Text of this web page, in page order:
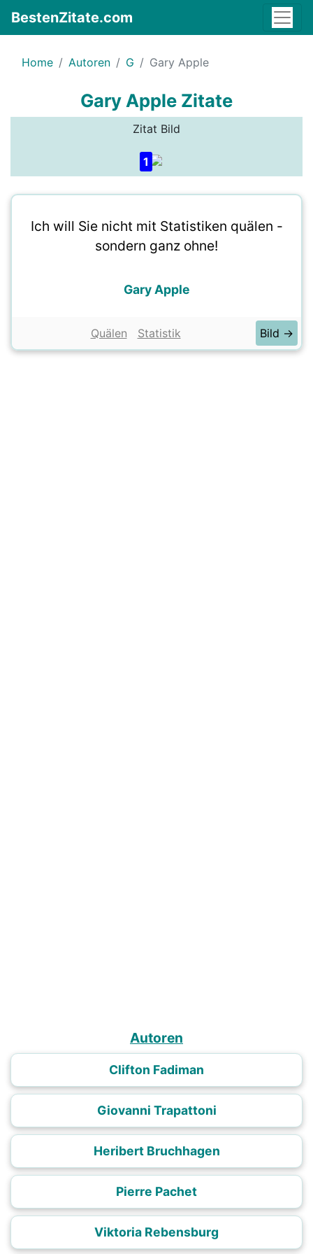
BestenZitate.com
Home Autoren G Gary Apple
Gary Apple Zitate
Zitat Bild
1
Ich will Sie nicht mit Statistiken quälen -
sondern ganz ohne!
Gary Apple
Quälen Statistik Bild →
Autoren
Clifton Fadiman
Giovanni Trapattoni
Heribert Bruchhagen
Pierre Pachet
Viktoria Rebensburg